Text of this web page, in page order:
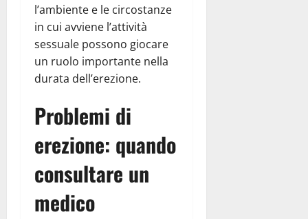
l’ambiente e le circostanze
in cui avviene l’attività
sessuale possono giocare
un ruolo importante nella
durata dell’erezione.
Problemi di
erezione: quando
consultare un
medico